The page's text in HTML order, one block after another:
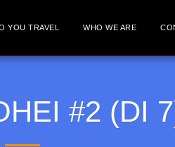
YOU TRAVEL WHO WE ARE
#2 (DI